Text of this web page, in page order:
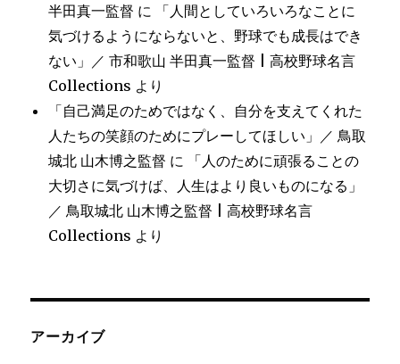
半田真一監督 に
「人間としていろいろなことに
気づけるようにならないと、野球でも成長はでき
ない」／ 市和歌山 半田真一監督 | 高校野球名言
Collections より
「自己満足のためではなく、自分を支えてくれた
人たちの笑顔のためにプレーしてほしい」／ 鳥取
城北 山木博之監督 に
「人のために頑張ることの
大切さに気づけば、人生はより良いものになる」
／ 鳥取城北 山木博之監督 | 高校野球名言
Collections より
アーカイブ